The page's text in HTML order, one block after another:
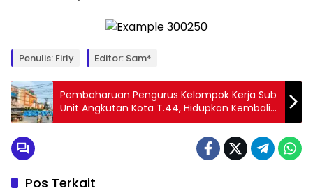
Penulis: Firly Editor: Sam*
Pembaharuan Pengurus Kelompok Kerja Sub
Unit Angkutan Kota T.44, Hidupkan Kembali
Layanan Trayek
Pos Terkait